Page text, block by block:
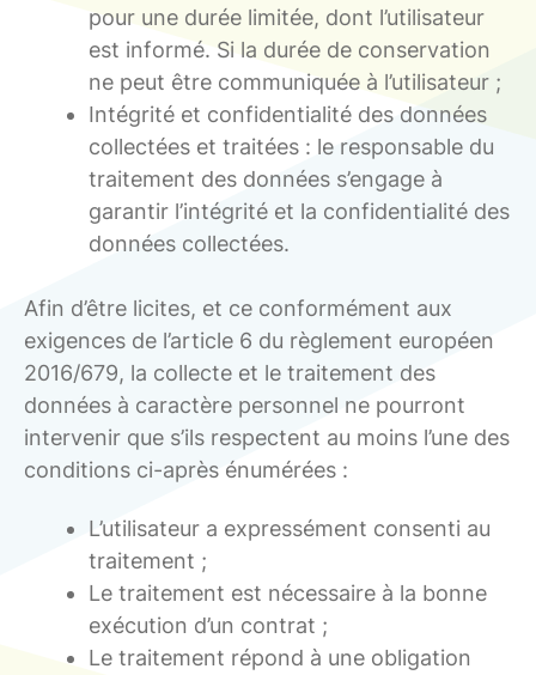
pour une durée limitée, dont l’utilisateur
est informé. Si la durée de conservation
ne peut être communiquée à l’utilisateur ;
Intégrité et confidentialité des données
collectées et traitées : le responsable du
traitement des données s’engage à
garantir l’intégrité et la confidentialité des
données collectées.
Afin d’être licites, et ce conformément aux
exigences de l’article 6 du règlement européen
2016/679, la collecte et le traitement des
données à caractère personnel ne pourront
intervenir que s’ils respectent au moins l’une des
conditions ci-après énumérées :
L’utilisateur a expressément consenti au
traitement ;
Le traitement est nécessaire à la bonne
exécution d’un contrat ;
Le traitement répond à une obligation